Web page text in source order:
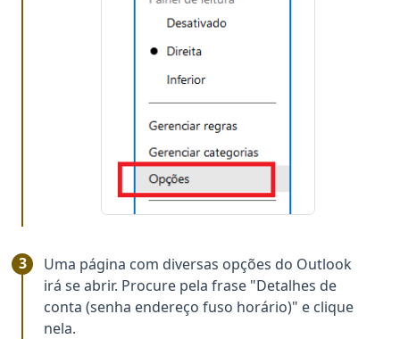
Uma página com diversas opções do Outlook
irá se abrir. Procure pela frase "Detalhes de
conta (senha endereço fuso horário)" e clique
nela.